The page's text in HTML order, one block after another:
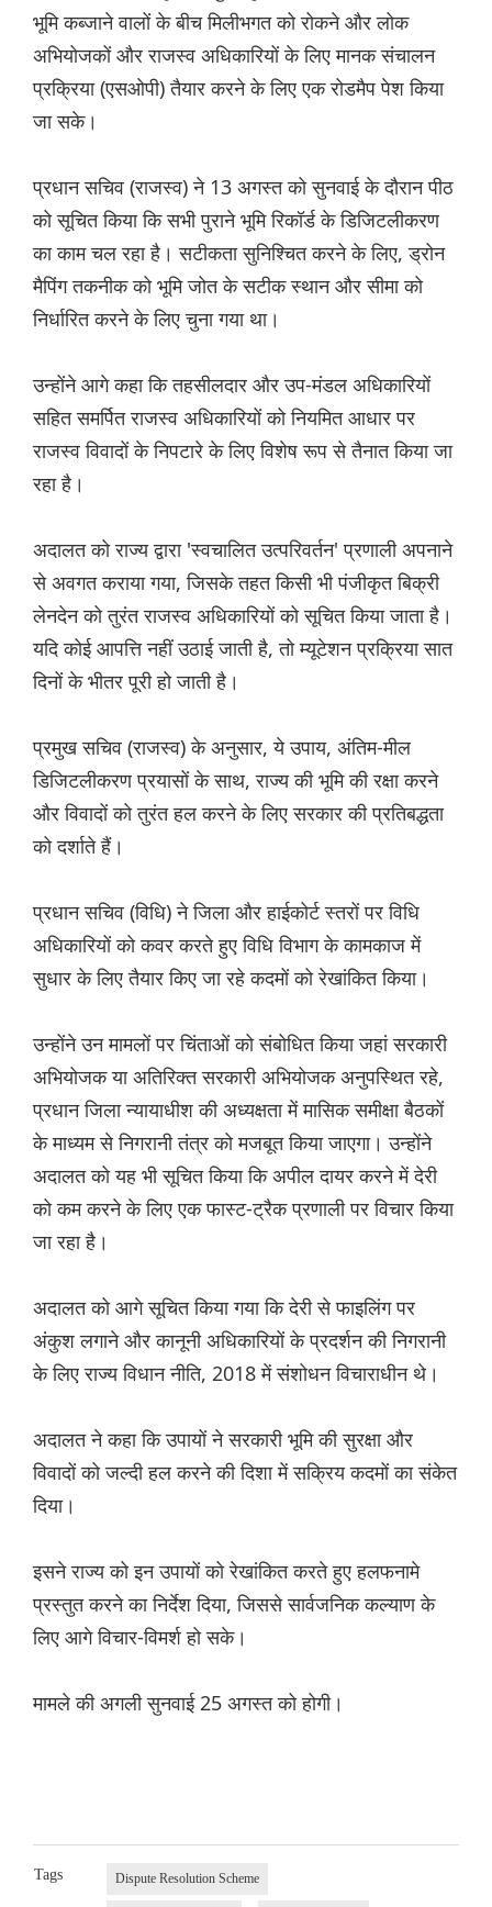
भूमि कब्जाने वालों के बीच मिलीभगत को रोकने और लोक
अभियोजकों और राजस्व अधिकारियों के लिए मानक संचालन
प्रक्रिया (एसओपी) तैयार करने के लिए एक रोडमैप पेश किया
जा सके।
प्रधान सचिव (राजस्व) ने 13 अगस्त को सुनवाई के दौरान पीठ
को सूचित किया कि सभी पुराने भूमि रिकॉर्ड के डिजिटलीकरण
का काम चल रहा है। सटीकता सुनिश्चित करने के लिए, ड्रोन
मैपिंग तकनीक को भूमि जोत के सटीक स्थान और सीमा को
निर्धारित करने के लिए चुना गया था।
उन्होंने आगे कहा कि तहसीलदार और उप-मंडल अधिकारियों
सहित समर्पित राजस्व अधिकारियों को नियमित आधार पर
राजस्व विवादों के निपटारे के लिए विशेष रूप से तैनात किया जा
रहा है।
अदालत को राज्य द्वारा 'स्वचालित उत्परिवर्तन' प्रणाली अपनाने
से अवगत कराया गया, जिसके तहत किसी भी पंजीकृत बिक्री
लेनदेन को तुरंत राजस्व अधिकारियों को सूचित किया जाता है।
यदि कोई आपत्ति नहीं उठाई जाती है, तो म्यूटेशन प्रक्रिया सात
दिनों के भीतर पूरी हो जाती है।
प्रमुख सचिव (राजस्व) के अनुसार, ये उपाय, अंतिम-मील
डिजिटलीकरण प्रयासों के साथ, राज्य की भूमि की रक्षा करने
और विवादों को तुरंत हल करने के लिए सरकार की प्रतिबद्धता
को दर्शाते हैं।
प्रधान सचिव (विधि) ने जिला और हाईकोर्ट स्तरों पर विधि
अधिकारियों को कवर करते हुए विधि विभाग के कामकाज में
सुधार के लिए तैयार किए जा रहे कदमों को रेखांकित किया।
उन्होंने उन मामलों पर चिंताओं को संबोधित किया जहां सरकारी
अभियोजक या अतिरिक्त सरकारी अभियोजक अनुपस्थित रहे,
प्रधान जिला न्यायाधीश की अध्यक्षता में मासिक समीक्षा बैठकों
के माध्यम से निगरानी तंत्र को मजबूत किया जाएगा। उन्होंने
अदालत को यह भी सूचित किया कि अपील दायर करने में देरी
को कम करने के लिए एक फास्ट-ट्रैक प्रणाली पर विचार किया
जा रहा है।
अदालत को आगे सूचित किया गया कि देरी से फाइलिंग पर
अंकुश लगाने और कानूनी अधिकारियों के प्रदर्शन की निगरानी
के लिए राज्य विधान नीति, 2018 में संशोधन विचाराधीन थे।
अदालत ने कहा कि उपायों ने सरकारी भूमि की सुरक्षा और
विवादों को जल्दी हल करने की दिशा में सक्रिय कदमों का संकेत
दिया।
इसने राज्य को इन उपायों को रेखांकित करते हुए हलफनामे
प्रस्तुत करने का निर्देश दिया, जिससे सार्वजनिक कल्याण के
लिए आगे विचार-विमर्श हो सके।
मामले की अगली सुनवाई 25 अगस्त को होगी।
Tags Dispute Resolution Scheme